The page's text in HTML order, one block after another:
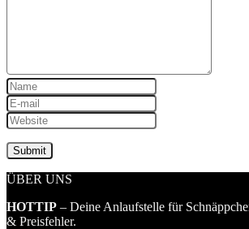
ÜBER UNS
HOTTIP – Deine Anlaufstelle für
& Preisfehler.